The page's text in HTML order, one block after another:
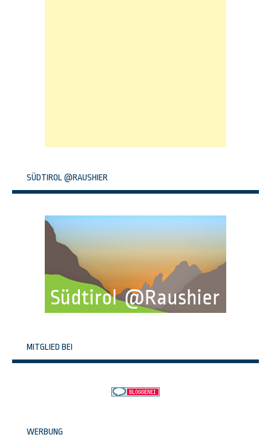
SÜDTIROL @RAUSHIER
MITGLIED BEI
WERBUNG